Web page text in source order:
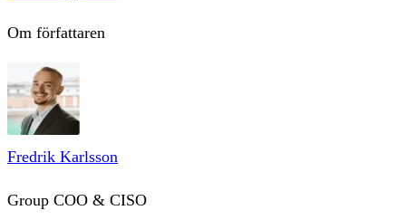
Om författaren
Fredrik Karlsson
Group COO & CISO